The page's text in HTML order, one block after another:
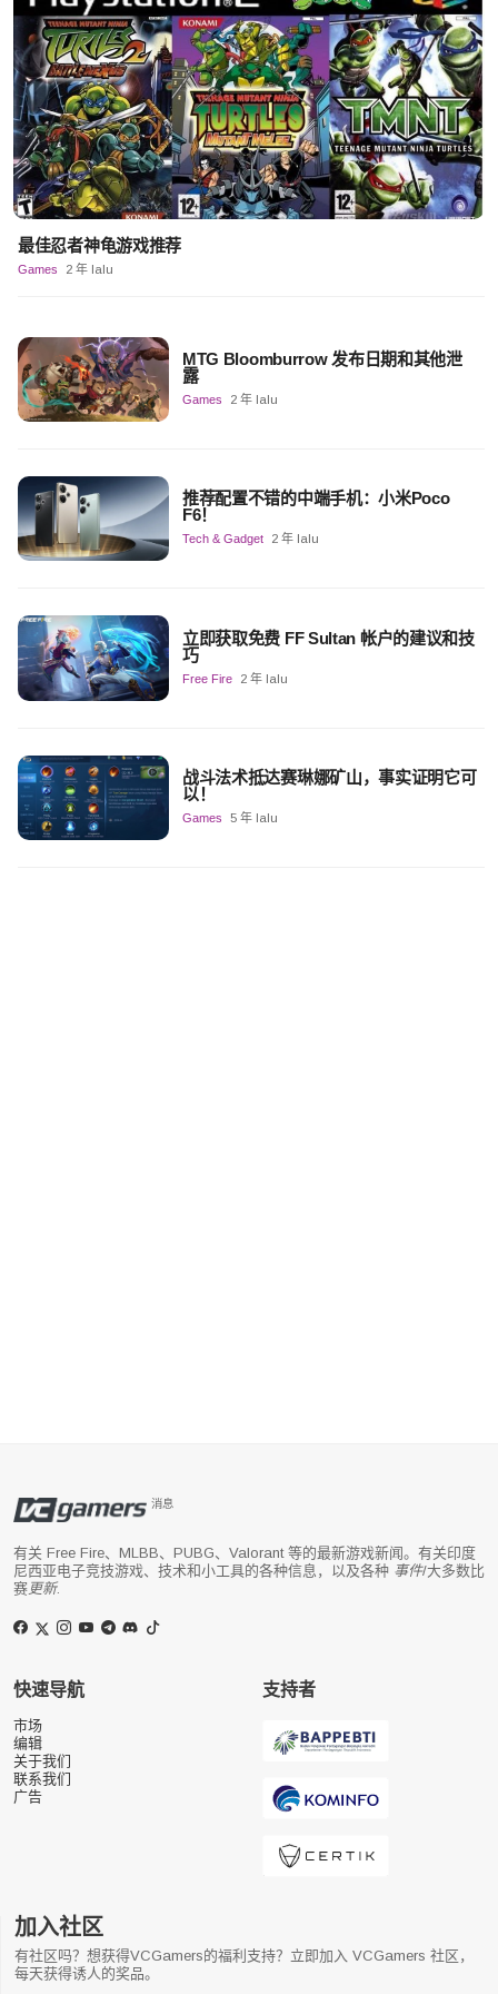
最佳忍者神龟游戏推荐
Games 2 年 lalu
MTG Bloomburrow 发布日期和其他泄
露
Games 2 年 lalu
推荐配置不错的中端手机：小米Poco
F6！
Tech & Gadget 2 年 lalu
立即获取免费 FF Sultan 帐户的建议和技
巧
Free Fire 2 年 lalu
战斗法术抵达赛琳娜矿山，事实证明它可
以！
Games 5 年 lalu
消息
有关 Free Fire、MLBB、PUBG、Valorant 等的最新游戏新闻。有关印度
尼西亚电子竞技游戏、技术和小工具的各种信息，以及各种 事件/大多数比
赛 更新.
快速导航
市场
编辑
关于我们
联系我们
广告
支持者
加入社区
有社区吗？想获得VCGamers的福利支持？立即加入 VCGamers 社区，
每天获得诱人的奖品。